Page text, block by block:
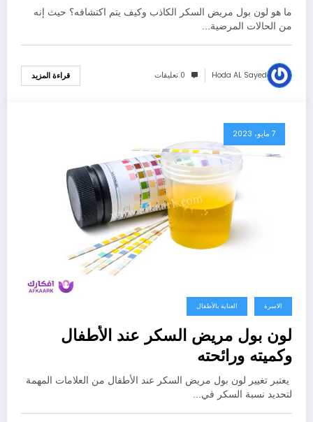
ما هو لون بول مريض السكر الكاذب وكيف يتم اكتشافه؟ حيث إنه
من الحالات المرضية…
Hoda AL Sayed 0 تعليقات قراءة المزيد
7 مايو، 2023
الاسرة العناية بالأطفال
لون بول مريض السكر عند الأطفال
وكميته ورائحته
يعتبر تغيير لون بول مريض السكر عند الأطفال من العلامات المهمة
لتحديد نسبة السكر في…